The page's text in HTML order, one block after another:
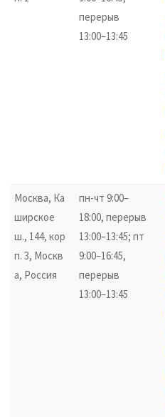
перерыв
13:00–13:45
Москва, Ка
ширское
ш., 144, кор
п. 3, Москв
а, Россия
пн-чт 9:00–
18:00, перерыв
13:00–13:45; пт
9:00–16:45,
перерыв
13:00–13:45